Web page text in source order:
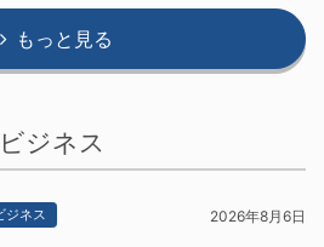
もっと見る
ビジネス
ジネス 2026年8月6日